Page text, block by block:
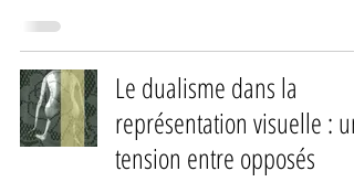
Le dualisme dans la
représentation visuelle : une
tension entre opposés